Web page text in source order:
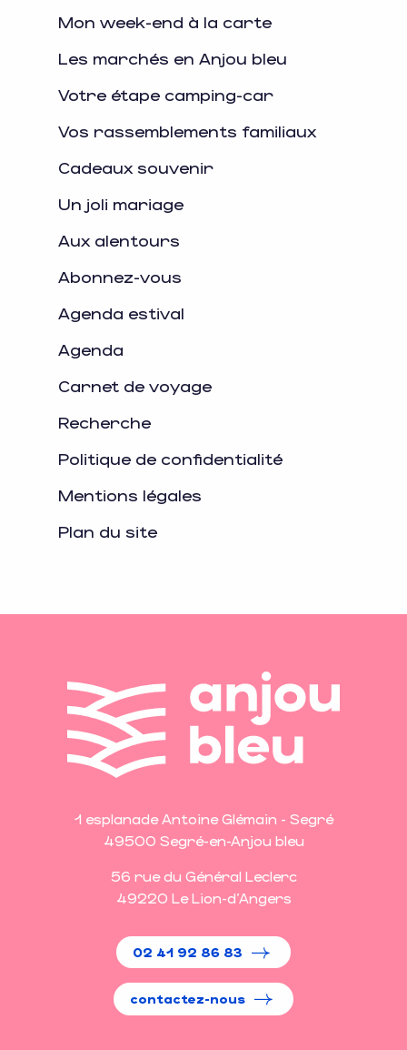
Mon week-end à la carte
Les marchés en Anjou bleu
Votre étape camping-car
Vos rassemblements familiaux
Cadeaux souvenir
Un joli mariage
Aux alentours
Abonnez-vous
Agenda estival
Agenda
Carnet de voyage
Recherche
Politique de confidentialité
Mentions légales
Plan du site
1 esplanade Antoine Glémain - Segré
49500 Segré-en-Anjou bleu
56 rue du Général Leclerc
49220 Le Lion-d'Angers
02 41 92 86 83
contactez-nous